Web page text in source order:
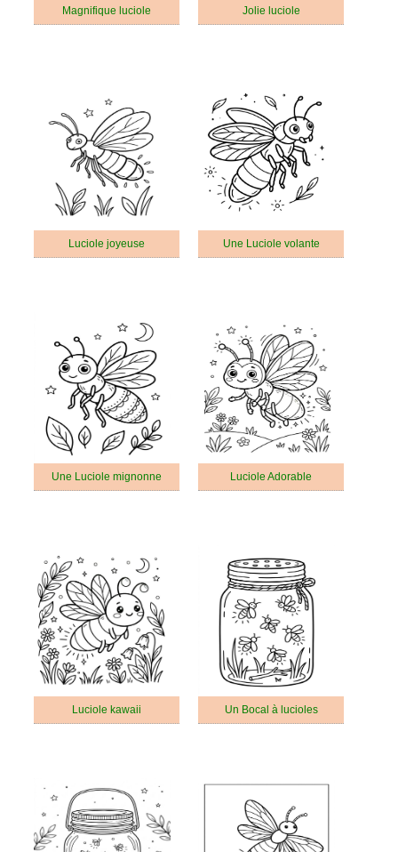
Magnifique luciole Jolie luciole
Luciole joyeuse Une Luciole volante
Une Luciole mignonne Luciole Adorable
Luciole kawaii Un Bocal à lucioles